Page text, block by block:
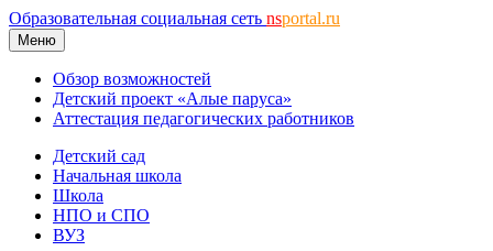
Образовательная социальная сеть nsportal.ru
Меню
Обзор возможностей
Детский проект «Алые паруса»
Аттестация педагогических работников
Детский сад
Начальная школа
Школа
НПО и СПО
ВУЗ